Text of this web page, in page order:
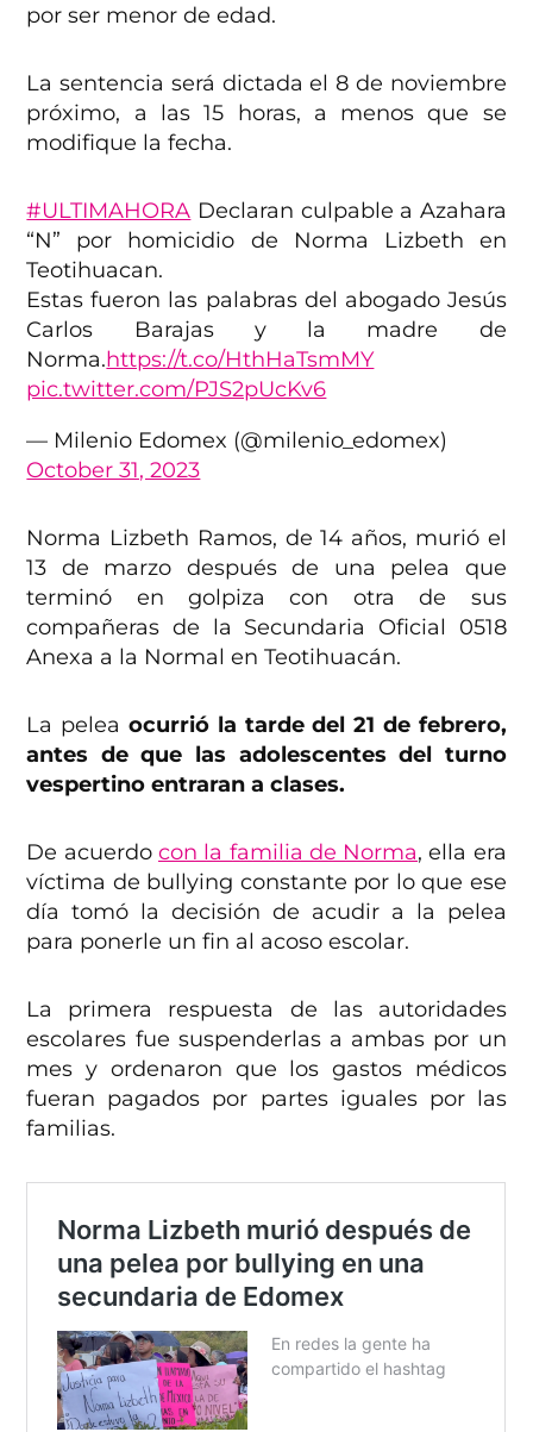
por ser menor de edad.
La sentencia será dictada el 8 de noviembre
próximo, a las 15 horas, a menos que se
modifique la fecha.
#ULTIMAHORA Declaran culpable a Azahara
“N” por homicidio de Norma Lizbeth en
Teotihuacan.
Estas fueron las palabras del abogado Jesús
Carlos Barajas y la madre de
Norma.https://t.co/HthHaTsmMY
pic.twitter.com/PJS2pUcKv6
— Milenio Edomex (@milenio_edomex)
October 31, 2023
Norma Lizbeth Ramos, de 14 años, murió el
13 de marzo después de una pelea que
terminó en golpiza con otra de sus
compañeras de la Secundaria Oficial 0518
Anexa a la Normal en Teotihuacán.
La pelea ocurrió la tarde del 21 de febrero,
antes de que las adolescentes del turno
vespertino entraran a clases.
De acuerdo con la familia de Norma, ella era
víctima de bullying constante por lo que ese
día tomó la decisión de acudir a la pelea
para ponerle un fin al acoso escolar.
La primera respuesta de las autoridades
escolares fue suspenderlas a ambas por un
mes y ordenaron que los gastos médicos
fueran pagados por partes iguales por las
familias.